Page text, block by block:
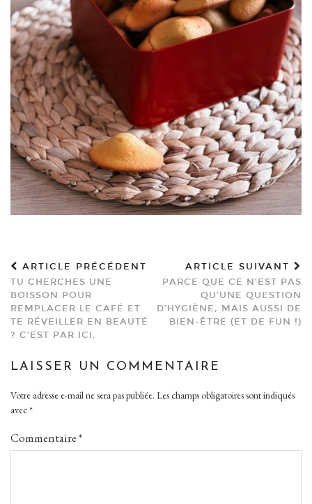
ARTICLE PRÉCÉDENT
TU CHERCHES UNE
BOISSON POUR
REMPLACER LE CAFÉ ET
TE RÉVEILLER EN BEAUTÉ
? C’EST PAR ICI.
ARTICLE SUIVANT
PARCE QUE CE N’EST PAS
QU’UNE QUESTION
D’HYGIÈNE, MAIS AUSSI DE
BIEN-ÊTRE (ET DE FUN !)
LAISSER UN COMMENTAIRE
Votre adresse e-mail ne sera pas publiée. Les champs obligatoires sont indiqués
avec*
Commentaire*